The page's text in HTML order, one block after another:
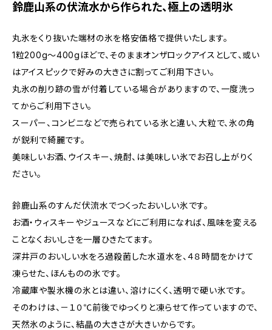
鈴鹿山系の伏流水から作られた、極上の透明氷
丸氷をくり抜いた端材の氷を格安価格で提供いたします。
1粒200g～400gほどで、そのままオンザロックアイスとして、或い
はアイスピックで好みの大きさに割ってご利用下さい。
丸氷の削り跡の雪が付着している場合がありますので、一度洗っ
てからご利用下さい。
スーパー、コンビニなどで売られている氷と違い、大粒で、氷の角
が鋭利で綺麗です。
美味しいお酒、ウイスキー、焼酎、は美味しい氷でお召し上がりく
ださい。
鈴鹿山系のすんだ伏流水でつくったおいしい氷です。
お酒・ウィスキーやジュースなどにご利用になれば、風味を変える
ことなくおいしさを一層ひきたてます。
深井戸のおいしい水をろ過殺菌した水道水を、４８時間をかけて
凍らせた、ほんものの氷です。
冷蔵庫や製氷機の氷とは違い、溶けにくく、透明で硬い氷です。
そのわけは、－１０℃前後でゆっくりと凍らせて作っていますので、
天然氷のように、結晶の大きさが大きいからです。